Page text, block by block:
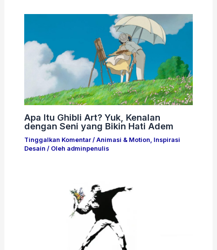
Apa Itu Ghibli Art? Yuk, Kenalan
dengan Seni yang Bikin Hati Adem
Tinggalkan Komentar / Animasi & Motion, Inspirasi
Desain / Oleh adminpenulis